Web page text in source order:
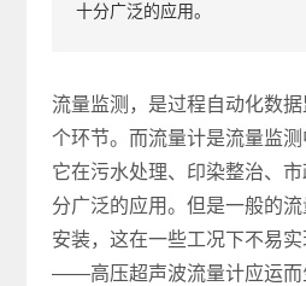
十分广泛的应用。
流量监测，是过程自动化数
个环节。而流量计是流量监测
它在污水处理、印染整治、
分广泛的应用。但是一般的
安装，这在一些工况下不易
——高压超声波流量计应运而